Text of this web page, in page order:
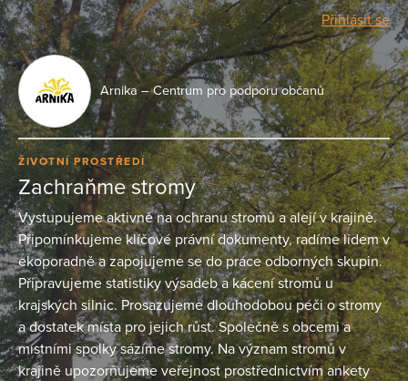
Přihlásit se
Arnika – Centrum pro podporu občanů
ŽIVOTNÍ PROSTŘEDÍ
Zachraňme stromy
Vystupujeme aktivně na ochranu stromů a alejí v krajině.
Připomínkujeme klíčové právní dokumenty, radíme lidem v
ekoporadně a zapojujeme se do práce odborných skupin.
Připravujeme statistiky výsadeb a kácení stromů u
krajských silnic. Prosazujeme dlouhodobou péči o stromy
a dostatek místa pro jejich růst. Společně s obcemi a
místními spolky sázíme stromy. Na význam stromů v
krajině upozorňujeme veřejnost prostřednictvím ankety